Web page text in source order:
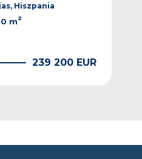
Hiszpania
m2
239 200 EUR